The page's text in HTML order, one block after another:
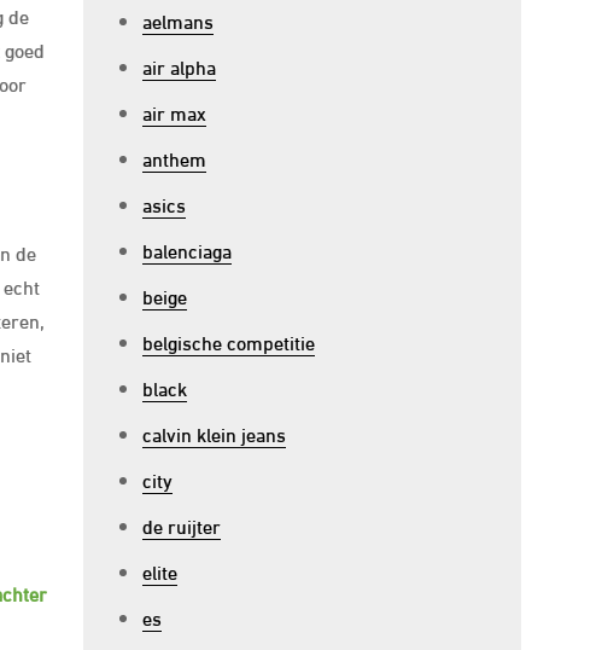
de
de
op
aelmans
air alpha
air max
anthem
asics
balenciaga
beige
belgische competitie
black
calvin klein jeans
city
de ruijter
elite
es